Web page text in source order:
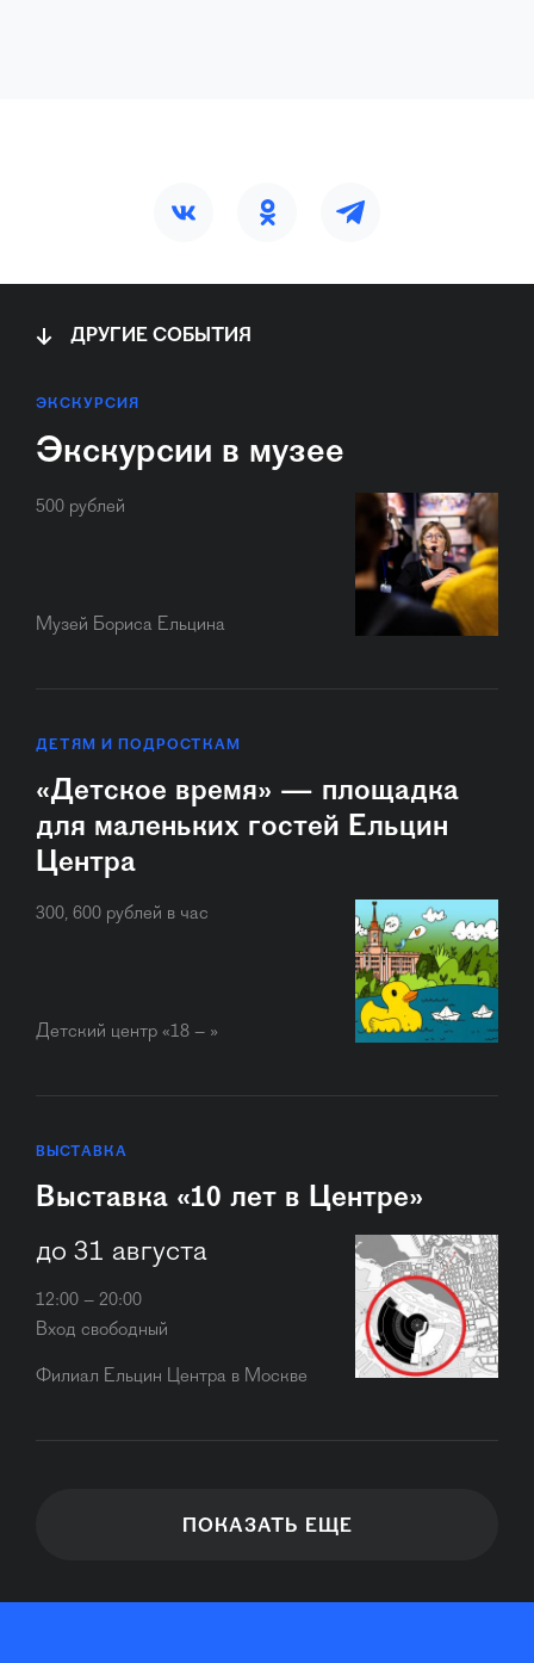
ДРУГИЕ СОБЫТИЯ
ЭКСКУРСИЯ
Экскурсии в музее
500 рублей
Музей Бориса Ельцина
ДЕТЯМ И ПОДРОСТКАМ
«Детское время» — площадка
для маленьких гостей Ельцин
Центра
300, 600 рублей в час
Детский центр «18 – »
ВЫСТАВКА
Выставка «10 лет в Центре»
до 31 августа
12:00 – 20:00
Вход свободный
Филиал Ельцин Центра в Москве
ПОКАЗАТЬ ЕЩЕ